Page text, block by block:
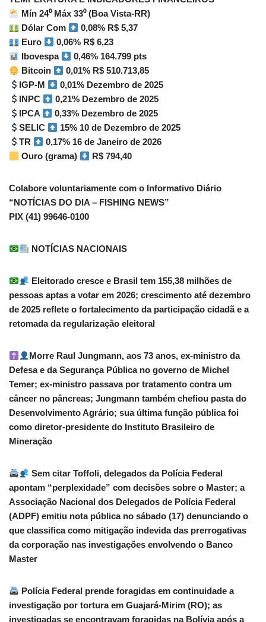
Mín 24⁰ Máx 33⁰ (Boa Vista-RR)
Dólar Com
0,08% R$ 5,37
Euro
0,06% R$ 6,23
Ibovespa
0,46% 164.799 pts
Bitcoin
0,01% R$ 510.713,85
IGP-M
0,01% Dezembro de 2025
INPC
0,21% Dezembro de 2025
IPCA
0,33% Dezembro de 2025
SELIC
15% 10 de Dezembro de 2025
TR
0,17% 16 de Janeiro de 2026
Ouro (grama)
R$ 794,40
Colabore voluntariamente com o Informativo Diário
“NOTÍCIAS DO DIA – FISHING NEWS”
PIX (41) 99646-0100
NOTÍCIAS NACIONAIS
Eleitorado cresce e Brasil tem 155,38 milhões de
pessoas aptas a votar em 2026; crescimento até dezembro
de 2025 reflete o fortalecimento da participação cidadã e a
retomada da regularização eleitoral
Morre Raul Jungmann, aos 73 anos, ex-ministro da
Defesa e da Segurança Pública no governo de Michel
Temer; ex-ministro passava por tratamento contra um
câncer no pâncreas; Jungmann também chefiou pasta do
Desenvolvimento Agrário; sua última função pública foi
como diretor-presidente do Instituto Brasileiro de
Mineração
Sem citar Toffoli, delegados da Polícia Federal
apontam “perplexidade” com decisões sobre o Master; a
Associação Nacional dos Delegados de Polícia Federal
(ADPF) emitiu nota pública no sábado (17) denunciando o
que classifica como mitigação indevida das prerrogativas
da corporação nas investigações envolvendo o Banco
Master
Polícia Federal prende foragidas em continuidade a
investigação por tortura em Guajará-Mirim (RO); as
investigadas se encontravam foragidas na Bolívia após a